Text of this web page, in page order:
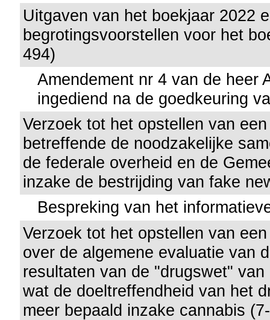
Uitgaven van het boekjaar 2022
begrotingsvoorstellen voor het
494)
Amendement nr 4 van de heer
ingediend na de goedkeuring
Verzoek tot het opstellen van
betreffende de noodzakelijke
de federale overheid en de
inzake de bestrijding van fake
Bespreking van het
Verzoek tot het opstellen van
over de algemene evaluatie van
resultaten van de "drugswet"
wat de doeltreffendheid van het
meer bepaald inzake cannabis